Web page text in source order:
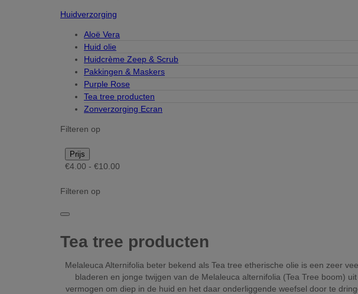
Huidverzorging
Aloë Vera
Huid olie
Huidcrème Zeep & Scrub
Pakkingen & Maskers
Purple Rose
Tea tree producten
Zonverzorging Ecran
Filteren op
Prijs
€4.00 - €10.00
Filteren op
Tea tree producten
Melaleuca Alternifolia beter bekend als Tea tree etherische olie is een zeer
bladeren en jonge twijgen van de Melaleuca alternifolia (Tea Tree boom)
vermogen om diep in de huid en het daar onderliggende weefsel door te